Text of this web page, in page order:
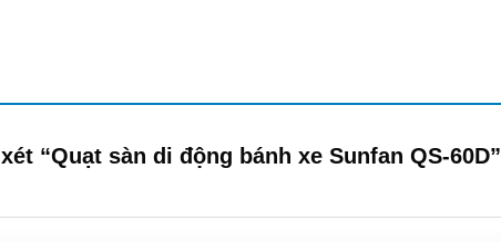
“Quạt sàn di động bánh xe Sunfan QS-60D”